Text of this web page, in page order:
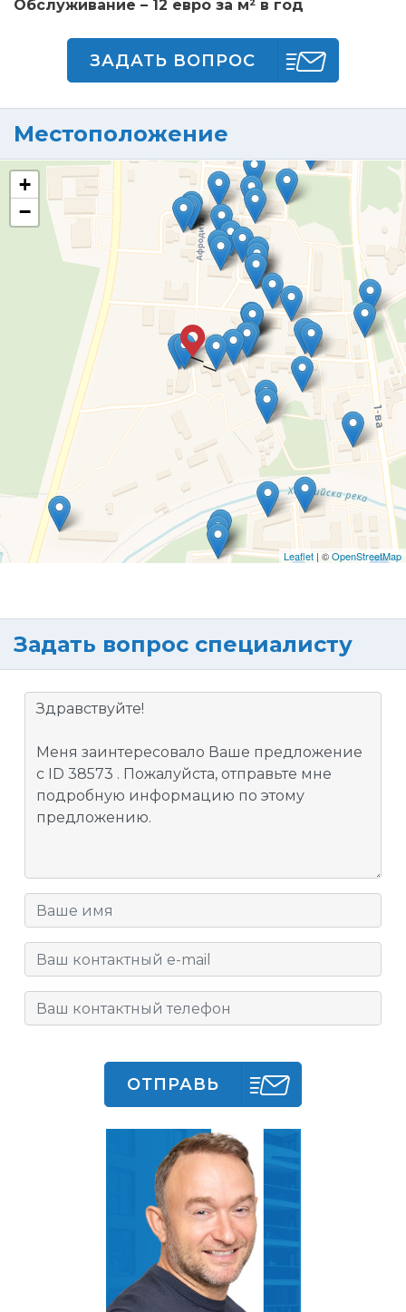
Обслуживание – 12 евро за м² в год
ЗАДАТЬ ВОПРОС
Местоположение
+
−
Leaflet | ©OpenStreetMap
Задать вопрос специалисту
ОТПРАВЬ